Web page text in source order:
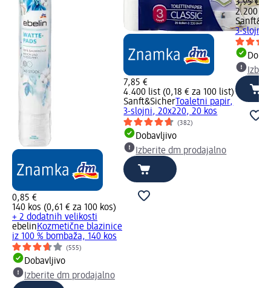
0,85 €
140 kos (0,61 € za 100 kos)
+ 2 dodatnih velikosti
ebelinKozmetične blazinice
iz 100 % bombaža, 140 kos
(555)
Dobavljivo
Izberite dm prodajalno
7,85 €
4.400 list (0,18 € za 100 list)
Sanft&SicherToaletni papir,
3-slojni, 20x220, 20 kos
(382)
Dobavljivo
Izberite dm prodajalno
3,95 €
2.200
3-slojni,